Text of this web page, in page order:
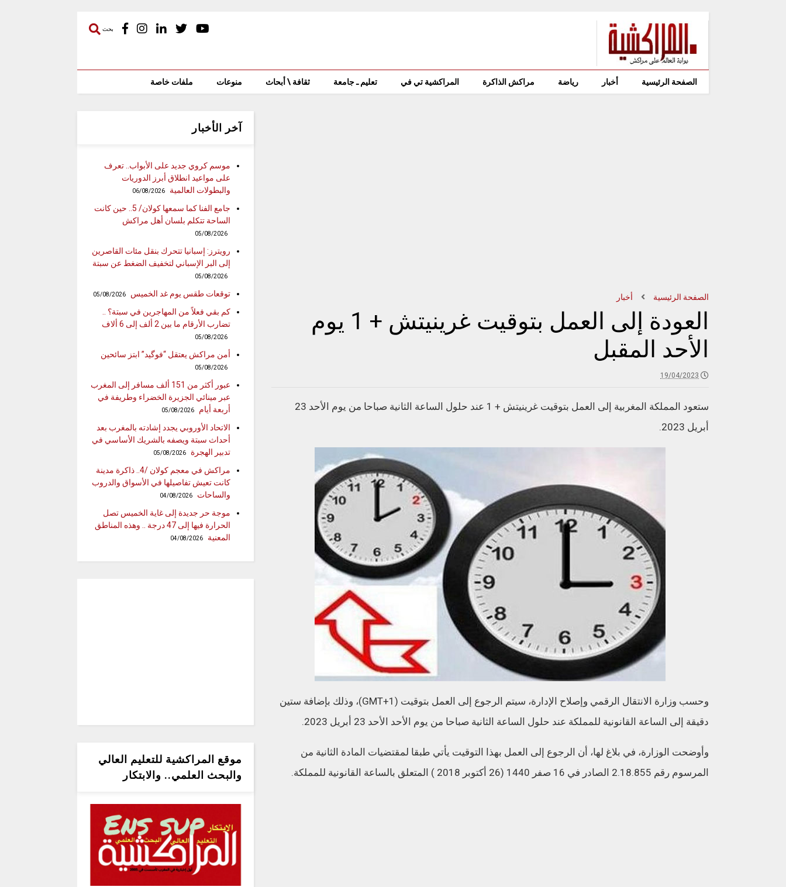
بحث
الصفحة الرئيسية أخبار رياضة مراكش الذاكرة المراكشية تي في تعليم ـ جامعة ثقافة \ أبحاث منوعات ملفات خاصة
الصفحة الرئيسية أخبار
العودة إلى العمل بتوقيت غرينيتش + 1 يوم
الأحد المقبل
19/04/2023
ستعود المملكة المغربية إلى العمل بتوقيت غرينيتش + 1 عند حلول الساعة الثانية صباحا من يوم الأحد 23
أبريل 2023.
وحسب وزارة الانتقال الرقمي وإصلاح الإدارة، سيتم الرجوع إلى العمل بتوقيت (GMT+1)، وذلك بإضافة ستين
دقيقة إلى الساعة القانونية للمملكة عند حلول الساعة الثانية صباحا من يوم الأحد الأحد 23 أبريل 2023.
وأوضحت الوزارة، في بلاغ لها، أن الرجوع إلى العمل بهذا التوقيت يأتي طبقا لمقتضيات المادة الثانية من
المرسوم رقم 2.18.855 الصادر في 16 صفر 1440 (26 أكتوبر 2018 ) المتعلق بالساعة القانونية للمملكة.
آخر الأخبار
موسم كروي جديد على الأبواب.. تعرف
على مواعيد انطلاق أبرز الدوريات
والبطولات العالمية
06/08/2026
جامع الفنا كما سمعها كولان/ 5.. حين كانت
الساحة تتكلم بلسان أهل مراكش
05/08/2026
رويترز: إسبانيا تتحرك بنقل مئات القاصرين
إلى البر الإسباني لتخفيف الضغط عن سبتة
05/08/2026
توقعات طقس يوم غد الخميس 05/08/2026
كم بقي فعلاً من المهاجرين في سبتة؟ ..
تضارب الأرقام ما بين 2 ألف إلى 6 ألاف
05/08/2026
أمن مراكش يعتقل “فوگيد” ابتز سائحين
05/08/2026
عبور أكثر من 151 ألف مسافر إلى المغرب
عبر مينائي الجزيرة الخضراء وطريفة في
أربعة أيام
05/08/2026
الاتحاد الأوروبي يجدد إشادته بالمغرب بعد
أحداث سبتة ويصفه بالشريك الأساسي في
تدبير الهجرة
05/08/2026
مراكش في معجم كولان /4.. ذاكرة مدينة
كانت تعيش تفاصيلها في الأسواق والدروب
والساحات
04/08/2026
موجة حر جديدة إلى غاية الخميس تصل
الحرارة فيها إلى 47 درجة .. وهذه المناطق
المعنية
04/08/2026
موقع المراكشية للتعليم العالي
والبحث العلمي.. والابتكار